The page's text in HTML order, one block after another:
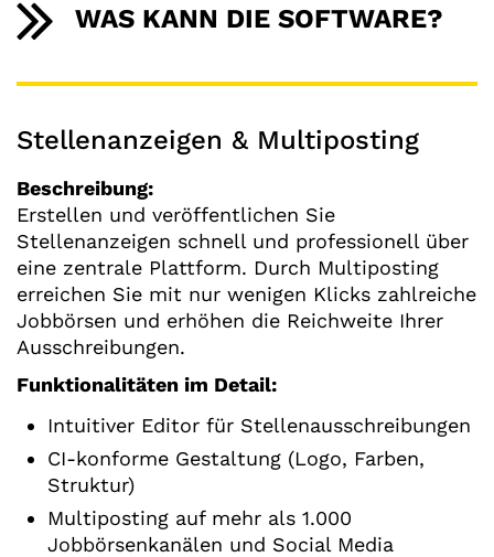
WAS KANN DIE SOFTWARE?
Stellenanzeigen & Multiposting
Beschreibung:
Erstellen und veröffentlichen Sie
Stellenanzeigen schnell und professionell über
eine zentrale Plattform. Durch Multiposting
erreichen Sie mit nur wenigen Klicks zahlreiche
Jobbörsen und erhöhen die Reichweite Ihrer
Ausschreibungen.
Funktionalitäten im Detail:
Intuitiver Editor für Stellenausschreibungen
CI-konforme Gestaltung (Logo, Farben,
Struktur)
Multiposting auf mehr als 1.000
Jobbörsenkanälen und Social Media